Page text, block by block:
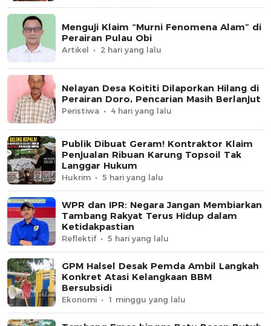
Menguji Klaim “Murni Fenomena Alam” di
Perairan Pulau Obi
Artikel 2 hari yang lalu
Nelayan Desa Koititi Dilaporkan Hilang di
Perairan Doro, Pencarian Masih Berlanjut
Peristiwa 4 hari yang lalu
Publik Dibuat Geram! Kontraktor Klaim
Penjualan Ribuan Karung Topsoil Tak
Langgar Hukum
Hukrim 5 hari yang lalu
WPR dan IPR: Negara Jangan Membiarkan
Tambang Rakyat Terus Hidup dalam
Ketidakpastian
Reflektif 5 hari yang lalu
GPM Halsel Desak Pemda Ambil Langkah
Konkret Atasi Kelangkaan BBM
Bersubsidi
Ekonomi 1 minggu yang lalu